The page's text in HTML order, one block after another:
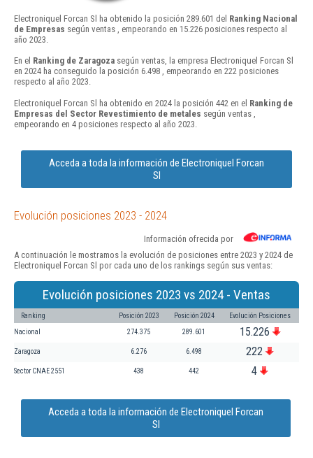
Electroniquel Forcan Sl ha obtenido la posición 289.601 del Ranking Nacional
de Empresas según ventas , empeorando en 15.226 posiciones respecto al
año 2023.
En el Ranking de Zaragoza según ventas, la empresa Electroniquel Forcan Sl
en 2024 ha conseguido la posición 6.498 , empeorando en 222 posiciones
respecto al año 2023.
Electroniquel Forcan Sl ha obtenido en 2024 la posición 442 en el Ranking de
Empresas del Sector Revestimiento de metales según ventas ,
empeorando en 4 posiciones respecto al año 2023.
Acceda a toda la información de Electroniquel Forcan
Sl
Evolución posiciones 2023 - 2024
Información ofrecida por
A continuación le mostramos la evolución de posiciones entre 2023 y 2024 de
Electroniquel Forcan Sl por cada uno de los rankings según sus ventas:
Evolución posiciones 2023 vs 2024 - Ventas
Ranking Posición 2023 Posición 2024 Evolución Posiciones
Nacional 274.375 289.601 15.226
Zaragoza 6.276 6.498 222
Sector CNAE 2551 438 442 4
Acceda a toda la información de Electroniquel Forcan
Sl